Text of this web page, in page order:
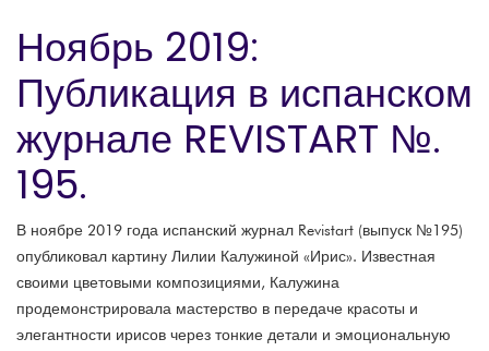
Ноябрь 2019:
Публикация в испанском
журнале REVISTART №.
195.
В ноябре 2019 года испанский журнал Revistart (выпуск №195)
опубликовал картину Лилии Калужиной «Ирис». Известная
своими цветовыми композициями, Калужина
продемонстрировала мастерство в передаче красоты и
элегантности ирисов через тонкие детали и эмоциональную